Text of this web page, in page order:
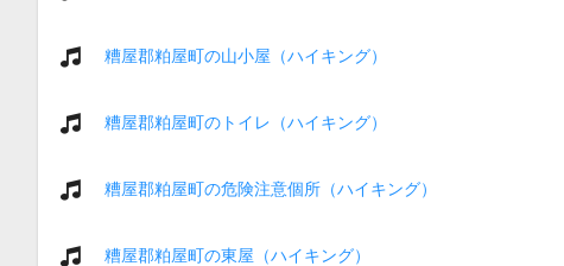
糟屋郡粕屋町の山小屋（ハイキング）
糟屋郡粕屋町のトイレ（ハイキング）
糟屋郡粕屋町の危険注意個所（ハイキング）
糟屋郡粕屋町の東屋（ハイキング）